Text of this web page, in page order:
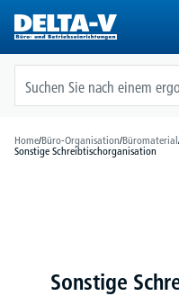
springen
Home/Büro-Organisation/Büromaterial
Sonstige Schreibtischorganisation
Sonstige